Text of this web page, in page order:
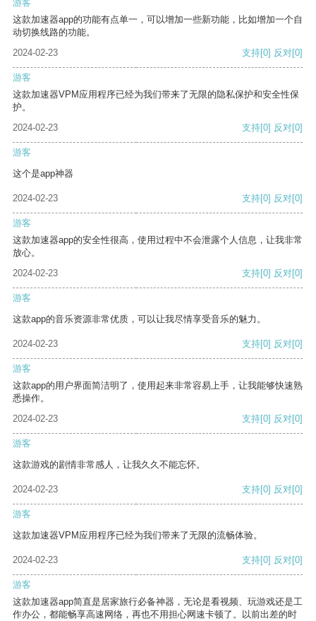
游客
这款加速器app的功能有点单一，可以增加一些新功能，比如增加一个自
动切换线路的功能。
2024-02-23
支持[0] 反对[0]
游客
这款加速器VPM应用程序已经为我们带来了无限的隐私保护和安全性保
护。
2024-02-23
支持[0] 反对[0]
游客
这个是app神器
2024-02-23 支持[0] 反对[0]
游客
这款加速器app的安全性很高，使用过程中不会泄露个人信息，让我非常
放心。
2024-02-23
支持[0] 反对[0]
游客
这款app的音乐资源非常优质，可以让我尽情享受音乐的魅力。
2024-02-23 支持[0] 反对[0]
游客
这款app的用户界面简洁明了，使用起来非常容易上手，让我能够快速熟
悉操作。
2024-02-23
支持[0] 反对[0]
游客
这款游戏的剧情非常感人，让我久久不能忘怀。
2024-02-23 支持[0] 反对[0]
游客
这款加速器VPM应用程序已经为我们带来了无限的流畅体验。
2024-02-23 支持[0] 反对[0]
游客
这款加速器app简直是居家旅行必备神器，无论是看视频、玩游戏还是工
作办公，都能畅享高速网络，再也不用担心网速卡顿了。以前出差的时